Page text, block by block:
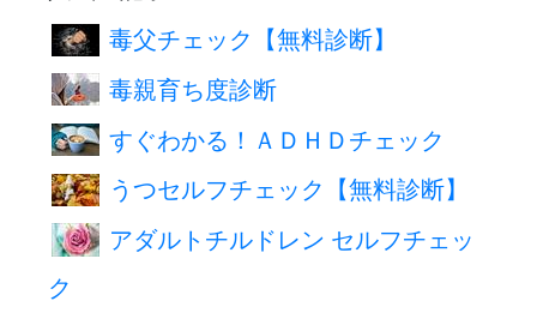
毒父チェック【無料診断】
毒親育ち度診断
すぐわかる！ＡＤＨＤチェック
うつセルフチェック【無料診断】
アダルトチルドレン セルフチェッ
ク